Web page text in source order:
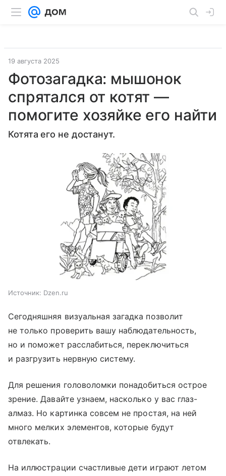
19 августа 2025
Фотозагадка: мышонок
спрятался от котят —
помогите хозяйке его найти
Котята его не достанут.
Источник: Dzen.ru
Сегодняшняя визуальная загадка позволит
не только проверить вашу наблюдательность,
но и поможет расслабиться, переключиться
и разгрузить нервную систему.
Для решения головоломки понадобиться острое
зрение. Давайте узнаем, насколько у вас глаз-
алмаз. Но картинка совсем не простая, на ней
много мелких элементов, которые будут
отвлекать.
На иллюстрации счастливые дети играют летом